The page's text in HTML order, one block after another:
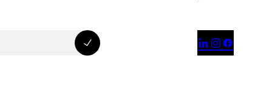
  